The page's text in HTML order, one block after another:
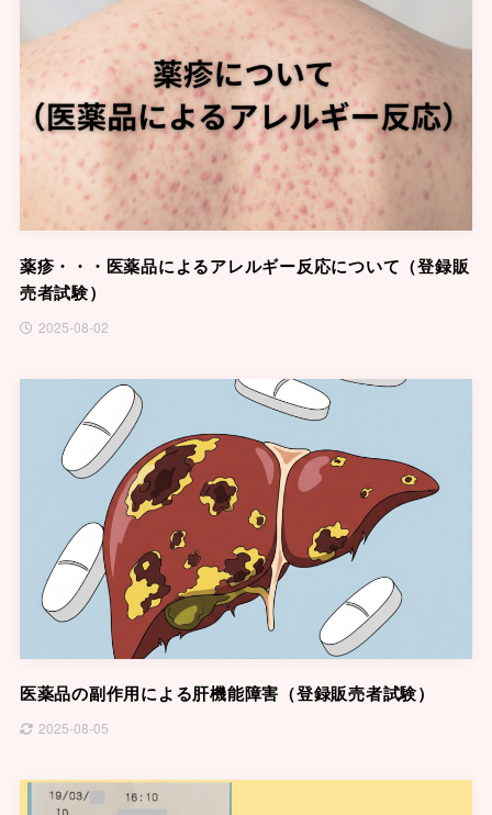
薬疹・・・医薬品によるアレルギー反応について（登録販
売者試験）
2025-08-02
医薬品の副作用による肝機能障害（登録販売者試験）
2025-08-05